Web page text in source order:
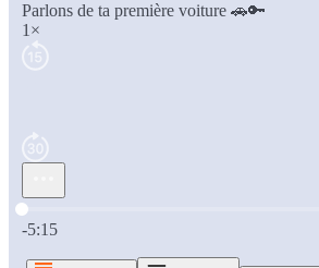
Parlons de ta première voiture 🚗🔑
1×
Current time: 0:00 / Total time: -5:15
-5:15